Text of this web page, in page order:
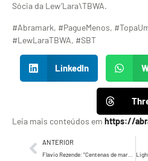
Sócia da Lew’Lara\TBWA.
#Abramark, #PagueMenos,
#LewLaraTBWA, #SBT
LinkedIn
Leia mais conteúdos em https://
ANTERIOR
Flavio Rezende: “Centenas de marcas pelo mundo se perderam ou encolheram, fruto do foco exagerado em vendas”